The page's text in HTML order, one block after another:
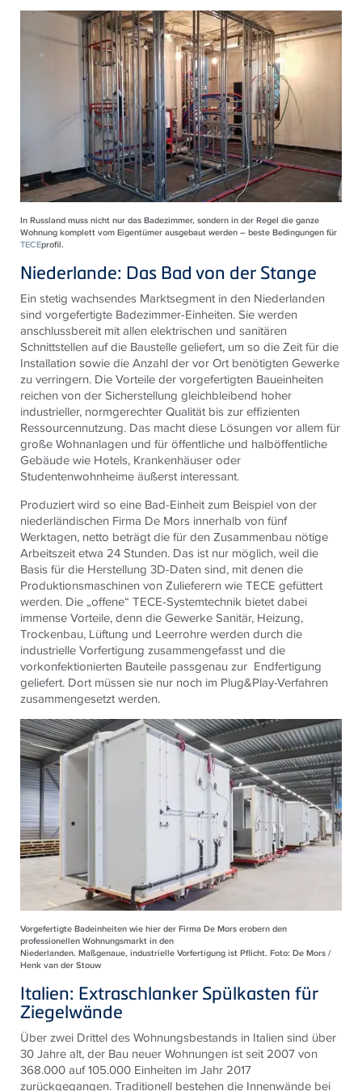
In Russland muss nicht nur das Badezimmer, sondern in der Regel die ganze
Wohnung komplett vom Eigentümer ausgebaut werden – beste Bedingungen für
TECEprofil.
Niederlande: Das Bad von der Stange
Ein stetig wachsendes Marktsegment in den Niederlanden
sind vorgefertigte Badezimmer-Einheiten. Sie werden
anschlussbereit mit allen elektrischen und sanitären
Schnittstellen auf die Baustelle geliefert, um so die Zeit für die
Installation sowie die Anzahl der vor Ort benötigten Gewerke
zu verringern. Die Vorteile der vorgefertigten Baueinheiten
reichen von der Sicherstellung gleichbleibend hoher
industrieller, normgerechter Qualität bis zur effizienten
Ressourcennutzung. Das macht diese Lösungen vor allem für
große Wohnanlagen und für öffentliche und halböffentliche
Gebäude wie Hotels, Krankenhäuser oder
Studentenwohnheime äußerst interessant.
Produziert wird so eine Bad-Einheit zum Beispiel von der
niederländischen Firma De Mors innerhalb von fünf
Werktagen, netto beträgt die für den Zusammenbau nötige
Arbeitszeit etwa 24 Stunden. Das ist nur möglich, weil die
Basis für die Herstellung 3D-Daten sind, mit denen die
Produktionsmaschinen von Zulieferern wie TECE gefüttert
werden. Die „offene“ TECE-Systemtechnik bietet dabei
immense Vorteile, denn die Gewerke Sanitär, Heizung,
Trockenbau, Lüftung und Leerrohre werden durch die
industrielle Vorfertigung zusammengefasst und die
vorkonfektionierten Bauteile passgenau zur Endfertigung
geliefert. Dort müssen sie nur noch im Plug&Play-Verfahren
zusammengesetzt werden.
Vorgefertigte Badeinheiten wie hier der Firma De Mors erobern den
professionellen Wohnungsmarkt in den
Niederlanden. Maßgenaue, industrielle Vorfertigung ist Pflicht. Foto: De Mors /
Henk van der Stouw
Italien: Extraschlanker Spülkasten für
Ziegelwände
Über zwei Drittel des Wohnungsbestands in Italien sind über
30 Jahre alt, der Bau neuer Wohnungen ist seit 2007 von
368.000 auf 105.000 Einheiten im Jahr 2017
zurückgegangen. Traditionell bestehen die Innenwände bei